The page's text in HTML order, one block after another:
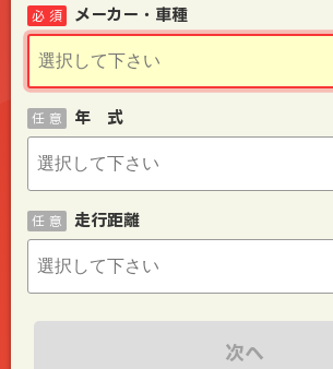
メーカー・車種
必 須
年 式
任 意
走行距離
任 意
次へ